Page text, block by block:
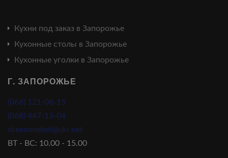
Кухни под заказ в Запорожье
Кухонные столы в Запорожье
Кухонные уголки в Запорожье
Г. ЗАПОРОЖЬЕ
(066) 121-06-15
(068) 447-13-04
dreammebel@ukr.net
ВТ - ВС: 10.00 - 15.00